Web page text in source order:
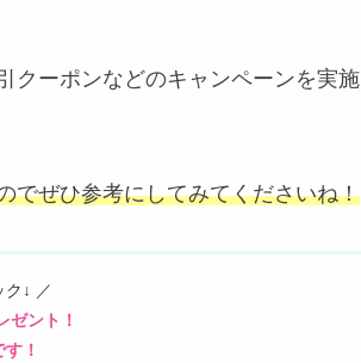
クーポンなどのキャンペーンを実施
でぜひ参考にしてみてくださいね！
ク↓ ／
ゼント！
！